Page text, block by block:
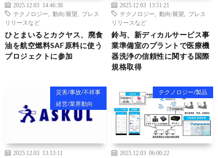
2025.12.03 14:46:38
テクノロジー
動向/展望
プレス
リリースなど
ひとまいるとカクヤス、廃食
油を航空燃料SAF原料に使う
プロジェクトに参加
2025.12.03 13:51:21
テクノロジー
動向/展望
プレス
リリースなど
鈴与、新ディカルサービス事
業準備室のプラントで医療機
器洗浄の信頼性に関する国際
規格取得
災害/事故/不祥事
経営/業界動向
2025.12.03 13:13:11
テクノロジー/製品
2025.12.03 06:00:22